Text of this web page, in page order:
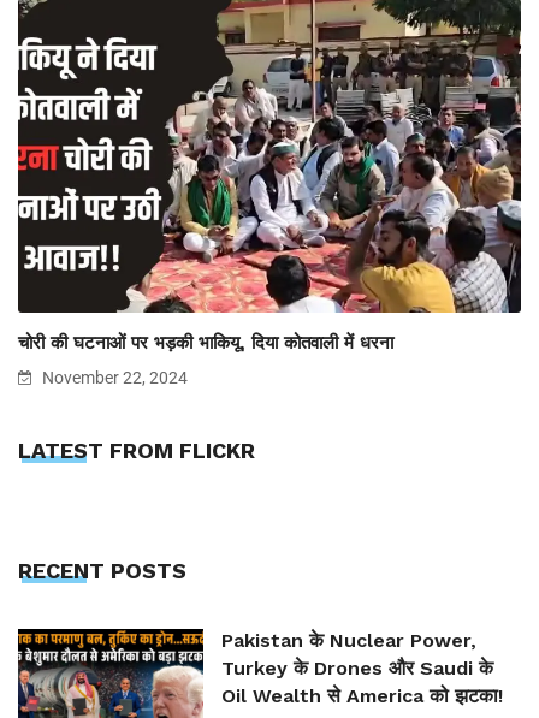
चोरी की घटनाओं पर भड़की भाकियू, दिया कोतवाली में धरना
November 22, 2024
LATEST FROM FLICKR
RECENT POSTS
Pakistan के Nuclear Power,
Turkey के Drones और Saudi के
Oil Wealth से America को झटका!